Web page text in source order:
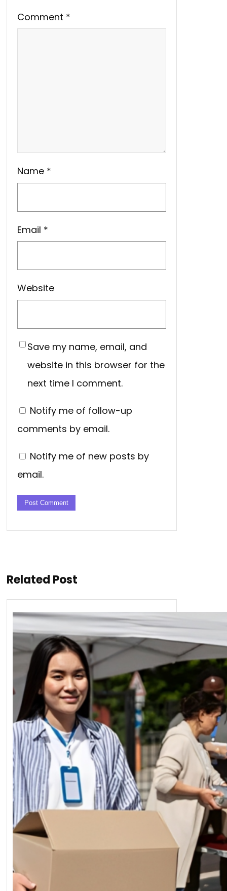
Comment *
Name *
Email *
Website
Save my name, email, and
website in this browser for the
next time I comment.
Notify me of follow-up
comments by email.
Notify me of new posts by
email.
Related Post